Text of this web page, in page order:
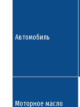
Автомобиль
Моторное масло